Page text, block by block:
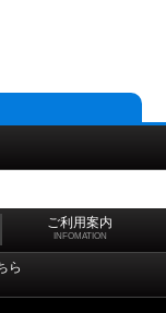
ご利用案内
INFOMATION
ら